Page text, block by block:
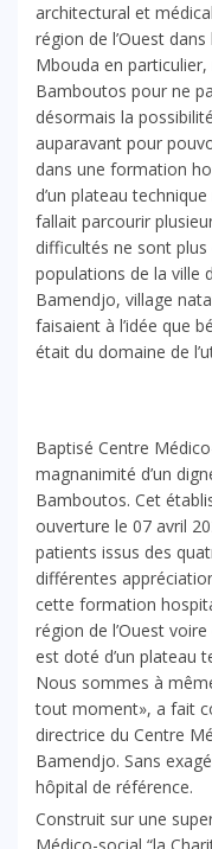
architectural et
région de l’Ouest
Mbouda en
Bamboutos pour ne
désormais la
auparavant pour
dans une formation
d’un plateau
fallait parcourir
difficultés ne sont plus
populations de la ville
Bamendjo, village
faisaient à l’idée que
était du domaine de
Baptisé Centre
magnanimité d’un
Bamboutos. Cet
ouverture le 07 avril
patients issus des
différentes
cette formation
région de l’Ouest
est doté d’un plateau
Nous sommes à
tout moment», a fait
directrice du Centre
Bamendjo. Sans
hôpital de référence.
Construit sur une